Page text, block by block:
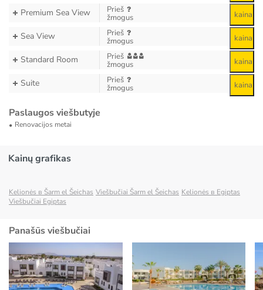
Premium Sea View Prieš
žmogus kaina
Sea View Prieš
žmogus kaina
Standard Room Prieš
žmogus kaina
Suite Prieš
žmogus kaina
Paslaugos viešbutyje
Renovacijos metai
Kainų grafikas
Kelionės в Šarm el Šeichas Viešbučiai Šarm el Šeichas Kelionės в Egiptas
Viešbučiai Egiptas
Panašūs viešbučiai